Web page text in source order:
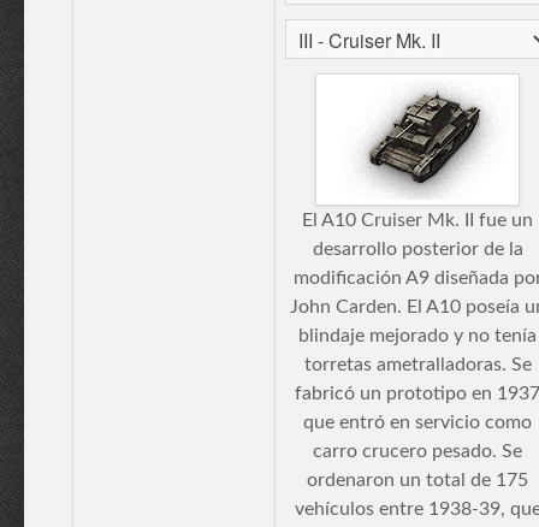
El A10 Cruiser Mk. II fue un
desarrollo posterior de la
modificación A9 diseñada
John Carden. El A10 poseía
blindaje mejorado y no tenía
torretas ametralladoras. Se
fabricó un prototipo en 1937
que entró en servicio como
carro crucero pesado. Se
ordenaron un total de 175
vehículos entre 1938-39,